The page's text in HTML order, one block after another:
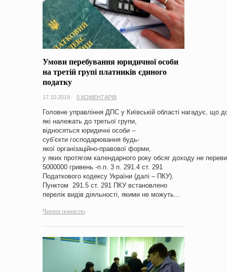
Умови перебування юридичної особи
на третій групі платників єдиного
податку
17.10.2019 0 КОМЕНТАРІВ
Головне управління ДПС у Київській області нагадує, що
які належать до третьої групи,
відносяться юридичні особи –
суб’єкти господарювання будь-
якої організаційно-правової форми,
у яких протягом календарного року обсяг доходу не
5000000 гривень -п.п. 3 п. 291.4 ст. 291
Податкового кодексу України (далі – ПКУ).
Пунктом 291.5 ст. 291 ПКУ встановлено
перелік видів діяльності, якими не можуть…
Читати повністю